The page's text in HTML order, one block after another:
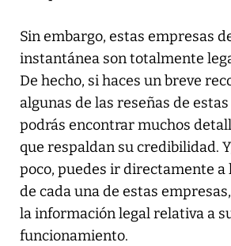
Sin embargo, estas empresas
instantánea son totalmente
De hecho, si haces un breve
algunas de las reseñas de
podrás encontrar muchos
que respaldan su credibilidad.
poco, puedes ir directamente a
de cada una de estas
la información legal relativa a
funcionamiento.